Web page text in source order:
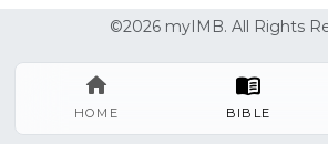
HOME BIBLE
©2026 myIMB. All Rights